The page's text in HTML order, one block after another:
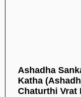
Ashadha
Katha
Chaturthi Vrat